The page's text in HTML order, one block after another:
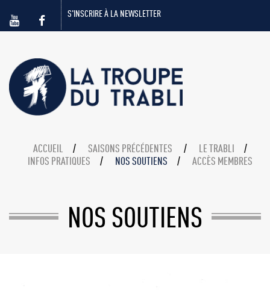
S'INSCRIRE À LA NEWSLETTER
ACCUEIL SAISONS PRÉCÉDENTES
LE TRABLI
INFOS PRATIQUES
NOS SOUTIENS ACCÈS MEMBRES
NOS SOUTIENS